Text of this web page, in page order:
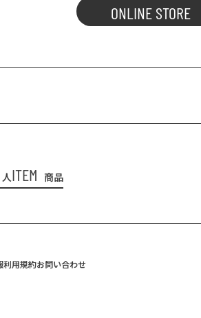
ONLINE STORE
人ITEM 商品
利用規約お問い合わせ